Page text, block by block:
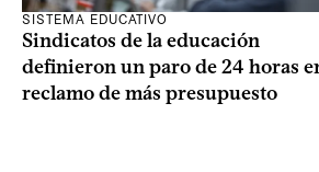
SISTEMA EDUCATIVO
Sindicatos de la educación
definieron un paro de 24 horas
reclamo de más presupuesto